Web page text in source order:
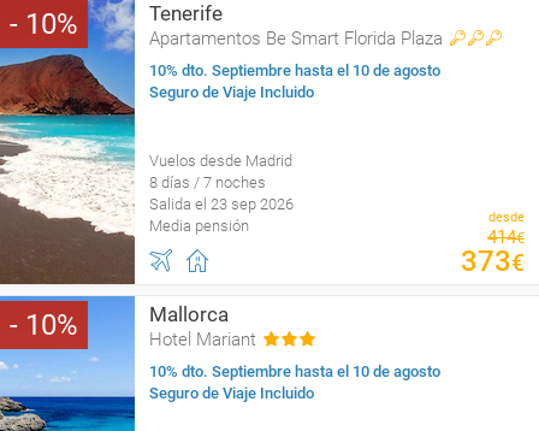
10 Tenerife
Apartamentos Be Smart Florida Plaza
10% dto. Septiembre hasta el 10 de agosto
Seguro de Viaje Incluido
Vuelos desde Madrid
8 días / 7 noches
Salida el 23 sep 2026
Media pensión
desde
414€
373€
10 Mallorca
Hotel Mariant
10% dto. Septiembre hasta el 10 de agosto
Seguro de Viaje Incluido